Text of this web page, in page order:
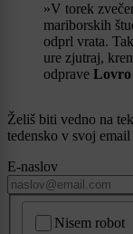
»V torek
mariborskih
odprl vrata.
ure zjutraj,
odprave Lovro
Želiš biti vedno na
tedensko v svoj
E-naslov
Nisem robot